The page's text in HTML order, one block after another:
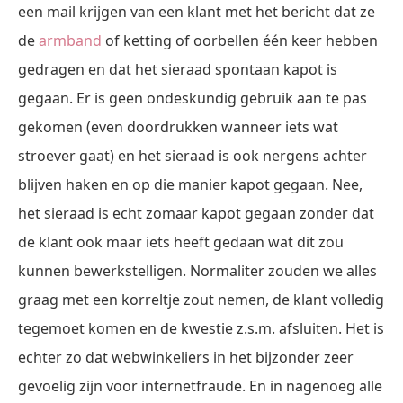
een mail krijgen van een klant met het bericht dat ze
dearmband of ketting of oorbellen één keer hebben
gedragen en dat het sieraad spontaan kapot is
gegaan. Er is geen ondeskundig gebruik aan te pas
gekomen (even doordrukken wanneer iets wat
stroever gaat) en het sieraad is ook nergens achter
blijven haken en op die manier kapot gegaan. Nee,
het sieraad is echt zomaar kapot gegaan zonder dat
de klant ook maar iets heeft gedaan wat dit zou
kunnen bewerkstelligen. Normaliter zouden we alles
graag met een korreltje zout nemen, de klant volledig
tegemoet komen en de kwestie z.s.m. afsluiten. Het is
echter zo dat webwinkeliers in het bijzonder zeer
gevoelig zijn voor internetfraude. En in nagenoeg alle